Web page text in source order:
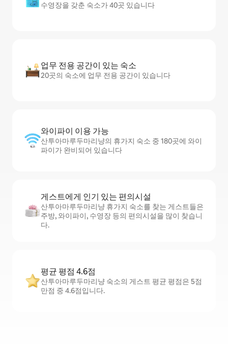
수영장을 갖춘 숙소가 40곳 있습니다
업무 전용 공간이 있는 숙소
20곳의 숙소에 업무 전용 공간이 있습니다
와이파이 이용 가능
산투아마루두마리냥의 휴가지 숙소 중 180곳에 와이
파이가 완비되어 있습니다
게스트에게 인기 있는 편의시설
산투아마루두마리냥 휴가지 숙소를 찾는 게스트들은
주방, 와이파이, 수영장 등의 편의시설을 많이 찾습니
다.
평균 평점 4.6점
산투아마루두마리냥 숙소의 게스트 평균 평점은 5점
만점 중 4.6점입니다.